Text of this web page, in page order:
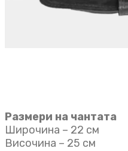
Размери на чантата
Широчина – 22 см
Височина – 25 см